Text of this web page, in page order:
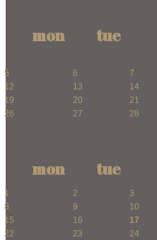
mon tue
5
6 7
12
13 14
19
20 21
26
27 28
mon tue
1 2 3
8
9 10
15
16 17
22
23 24